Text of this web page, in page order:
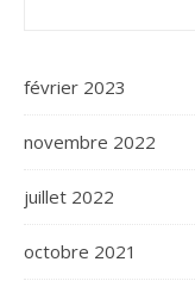
février 2023
novembre 2022
juillet 2022
octobre 2021